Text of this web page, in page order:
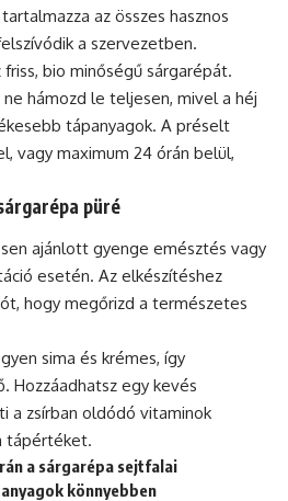
az összes hasznos
a szervezetben.
bio minőségű sárgarépát.
hámozd le teljesen, mivel a héj
tápanyagok. A préselt
vagy maximum 24 órán belül,
püré
ajánlott gyenge emésztés vagy
esetén. Az elkészítéshez
hogy megőrizd a természetes
sima és krémes, így
Hozzáadhatsz egy kevés
a zsírban oldódó vitaminok
tápértéket.
a sárgarépa sejtfalai
könnyebben